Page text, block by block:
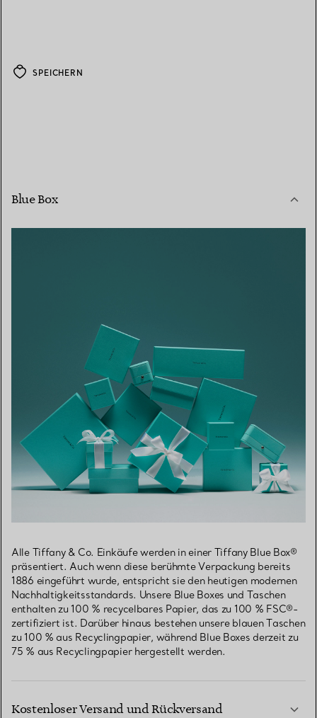
SPEICHERN
Blue Box
Alle Tiffany & Co. Einkäufe werden in einer Tiffany Blue Box®
präsentiert. Auch wenn diese berühmte Verpackung bereits
1886 eingeführt wurde, entspricht sie den heutigen modernen
Nachhaltigkeitsstandards. Unsere Blue Boxes und Taschen
enthalten zu 100 % recycelbares Papier, das zu 100 % FSC®-
zertifiziert ist. Darüber hinaus bestehen unsere blauen Taschen
zu 100 % aus Recyclingpapier, während Blue Boxes derzeit zu
75 % aus Recyclingpapier hergestellt werden.
Kostenloser Versand und Rückversand